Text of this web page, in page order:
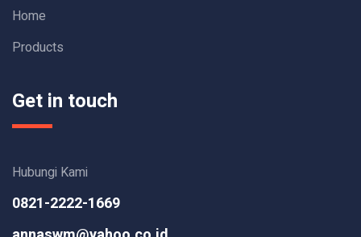
Home
Products
Get in touch
Hubungi Kami
0821-2222-1669